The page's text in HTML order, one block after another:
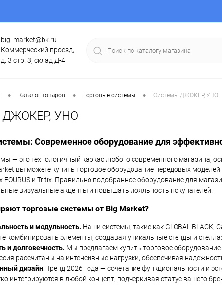
big_market@bk.ru
Коммерческий проезд,
д. 3 стр. 3, склад Д-4
• Каталог товаров • Торговые системы • Системы ДЖОКЕР, УНО
ДЖОКЕР, УНО
Современное оборудование для
— это технологичный каркас любого современного магазина,
вы можете купить торговое оборудование передовых моделей
FOURUS и Tritix. Правильно подобранное оборудование для
визуальные акценты и повышать лояльность покупателей.
торговые системы от Big Market?
и модульность. Наши системы, такие как GLOBAL BLACK,
комбинировать элементы, создавая уникальные стенды и
и долговечность. Мы предлагаем купить торговое
рассчитаны на интенсивные нагрузки, обеспечивая
дизайн. Тренд 2026 года — сочетание функциональности и
интегрируются в любой концепт, подчеркивая статус вашего